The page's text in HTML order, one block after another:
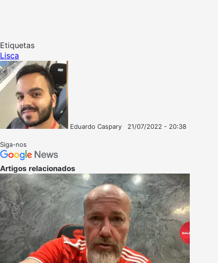
Etiquetas
Lisca
Eduardo Caspary
21/07/2022 - 20:38
Siga-nos
Artigos relacionados